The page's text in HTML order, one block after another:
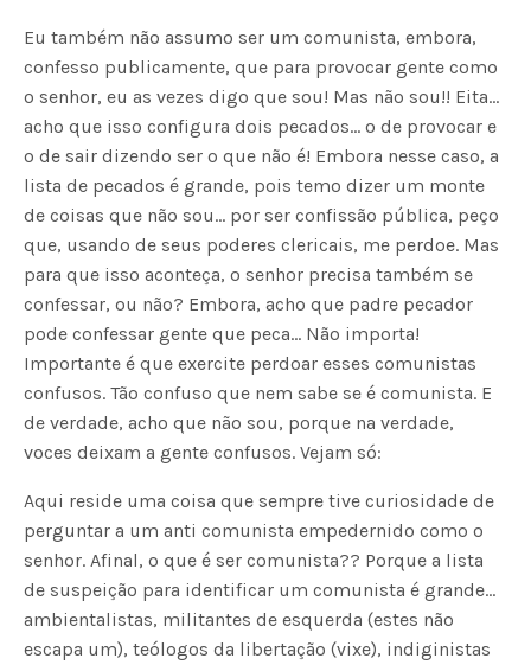
Eu também não assumo ser um comunista, embora,
confesso publicamente, que para provocar gente como
o senhor, eu as vezes digo que sou! Mas não sou!! Eita…
acho que isso configura dois pecados… o de provocar e
o de sair dizendo ser o que não é! Embora nesse caso, a
lista de pecados é grande, pois temo dizer um monte
de coisas que não sou… por ser confissão pública, peço
que, usando de seus poderes clericais, me perdoe. Mas
para que isso aconteça, o senhor precisa também se
confessar, ou não? Embora, acho que padre pecador
pode confessar gente que peca… Não importa!
Importante é que exercite perdoar esses comunistas
confusos. Tão confuso que nem sabe se é comunista. E
de verdade, acho que não sou, porque na verdade,
voces deixam a gente confusos. Vejam só:
Aqui reside uma coisa que sempre tive curiosidade de
perguntar a um anti comunista empedernido como o
senhor. Afinal, o que é ser comunista?? Porque a lista
de suspeição para identificar um comunista é grande…
ambientalistas, militantes de esquerda (estes não
escapa um), teólogos da libertação (vixe), indiginistas